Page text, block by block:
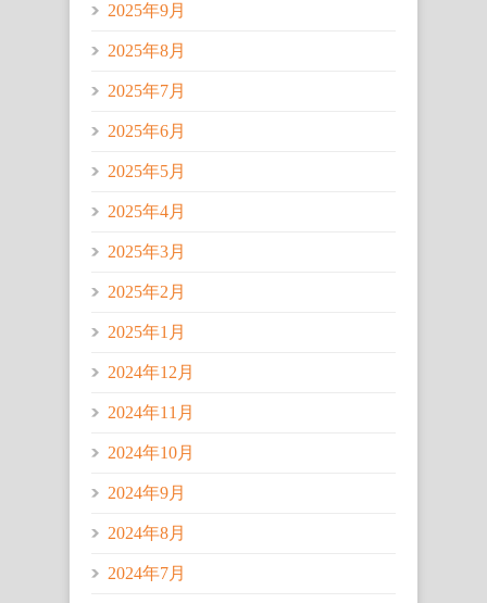
2025年9月
2025年8月
2025年7月
2025年6月
2025年5月
2025年4月
2025年3月
2025年2月
2025年1月
2024年12月
2024年11月
2024年10月
2024年9月
2024年8月
2024年7月